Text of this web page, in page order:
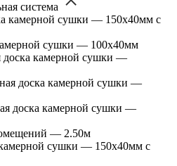
система
камерной сушки — 150х40мм с
сушки — 100х40мм
доска камерной сушки —
доска камерной сушки —
доска камерной сушки —
— 2.50м
сушки — 150х40мм с